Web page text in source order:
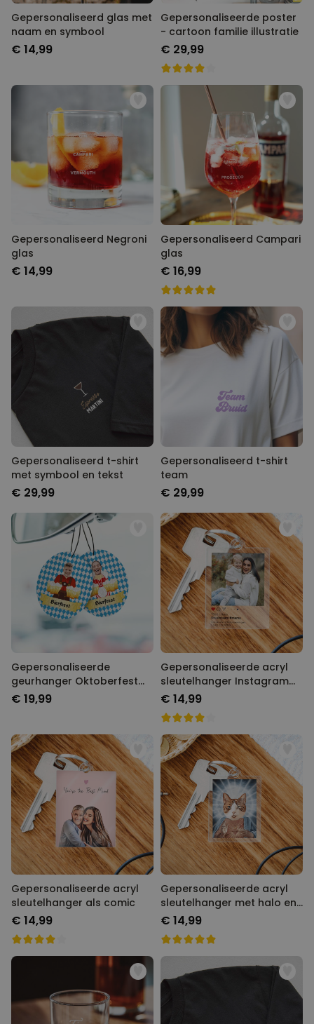
Gepersonaliseerd glas met
naam en symbool
€ 14,99
Gepersonaliseerde poster
- cartoon familie illustratie
€ 29,99
Gepersonaliseerd Negroni
glas
€ 14,99
Gepersonaliseerd Campari
glas
€ 16,99
Gepersonaliseerd t-shirt
met symbool en tekst
€ 29,99
Gepersonaliseerd t-shirt
team
€ 29,99
Gepersonaliseerde
geurhanger Oktoberfest
set van 2
€ 19,99
Gepersonaliseerde acryl
sleutelhanger Instagram
stijl
€ 14,99
Gepersonaliseerde acryl
sleutelhanger als comic
€ 14,99
Gepersonaliseerde acryl
sleutelhanger met halo en
gezicht
€ 14,99